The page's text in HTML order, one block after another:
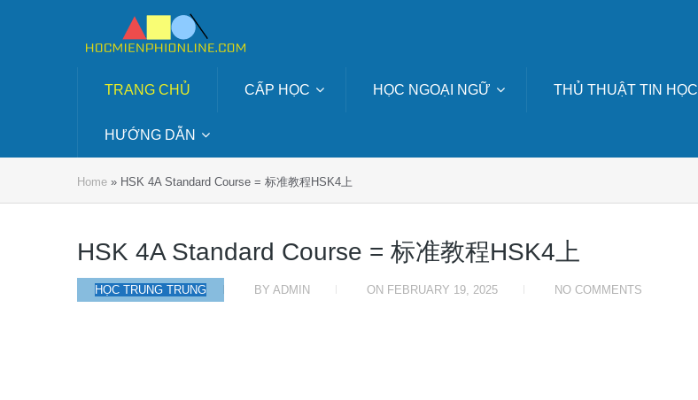
TRANG CHỦ CẤP HỌC HỌC NGOẠI NGỮ THỦ THUẬT TIN HỌC
HƯỚNG DẪN
Home » HSK 4A Standard Course = 标准教程HSK4上
HSK 4A Standard Course = 标准教程HSK4上
HỌC TRUNG TRUNG BY ADMIN ON FEBRUARY 19, 2025 NO COMMENTS